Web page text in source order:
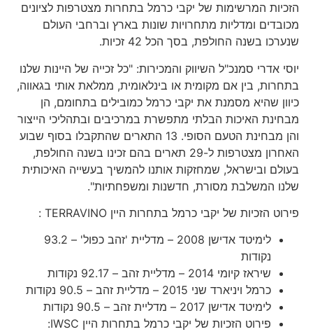
הזכיות המרשימות של יקבי כרמל בתחרות מצטרפות לציונים
מכובדים ומדליות מתחרויות שונות בארץ וברחבי העולם
שנערכו בשנה החולפת, בסך הכל 42 זכיות.
יוסי אדרי סמנכ"ל השיווק והמכירות: "כל זכייה של היינות שלנו
בתחרות, בין אם מקומית או בינלאומית, ממלאת אותי בגאווה,
כיוון שהיא מסמנת את יקבי כרמל כמובילים בתחומם, הן
מבחינת האיכות הבלתי מתפשרת במרכיבים ובתהליכי הייצור
והן מבחינת הטעם הסופי. 13 התארים שהתקבלו בסוף שבוע
האחרון מצטרפות ל-29 תארים בהם זכינו בשנה החולפת,
בעולם ובישראל, שמחזקות אותנו להמשיך בעשייה האיכותית
שלנו המשלבת מסורת, חדשנות ומשפחתיות".
פירוט הזכיות של יקבי כרמל בתחרות היין TERRAVINO :
לימיטד אדישן 2008 – מדליית 'זהב כפול' – 93.2
נקודות
שיראז קיומי 2014 – מדליית זהב – 92.17 נקודות
כרמל ויניארד שני 2015 – מדליית זהב – 90.5 נקודות
לימיטד אדישן 2017 – מדליית זהב – 90.5 נקודות
פירוט הזכיות של יקבי כרמל בתחרות היין IWSC: